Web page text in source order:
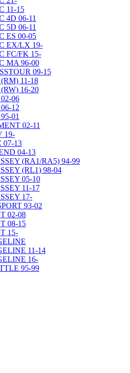
11-15
4D 06-11
5D 06-11
ES 00-05
EX/LX 19-
FC/FK 15-
MA 96-00
09-15
11-18
16-20
06
12
01
02-11
19-
07-13
04-13
(RA1/RA5) 94-99
(RL1) 98-04
05-10
11-17
17-
93-02
02-08
08-15
15-
11-14
16-
95-99